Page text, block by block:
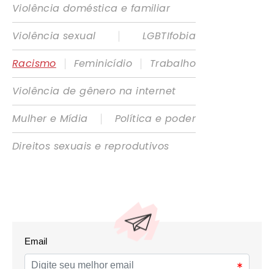
Violência doméstica e familiar
Violência sexual
|
LGBTIfobia
Racismo
| Feminicídio |
Trabalho
Violência de gênero na internet
Mulher e Mídia
|
Política e poder
Direitos sexuais e reprodutivos